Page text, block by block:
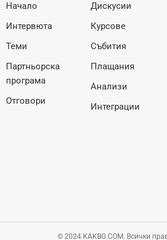
Начало
Интервюта
Теми
Партньорска
програма
Отговори
Дискусии
Курсове
Събития
Плащания
Анализи
Интеграции
© 2024 KAKBG.COM. Всички